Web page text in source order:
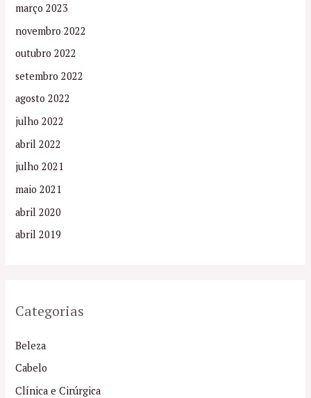
março 2023
novembro 2022
outubro 2022
setembro 2022
agosto 2022
julho 2022
abril 2022
julho 2021
maio 2021
abril 2020
abril 2019
Categorias
Beleza
Cabelo
Clínica e Cirúrgica